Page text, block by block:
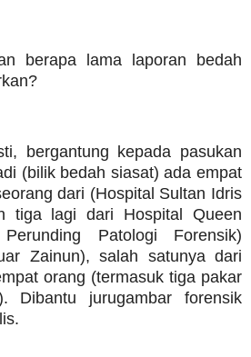
berapa lama laporan bedah
bergantung kepada pasukan
(bilik bedah siasat) ada empat
dari (Hospital Sultan Idris
tiga lagi dari Hospital Queen
Patologi Forensik)
Zainun), salah satunya dari
orang (termasuk tiga pakar
Dibantu jurugambar forensik